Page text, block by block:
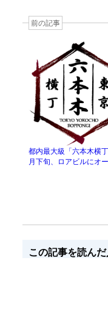
前の記事
都内最大級「六本木横
月下旬、ロアビルにオ
この記事を読ん